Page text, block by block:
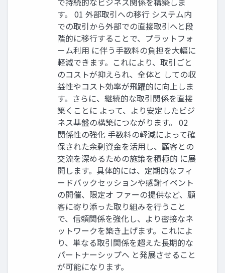
す。 01 外部取引への移行 システム内
での取引から外部での直接取引へと段
階的に移行することで、プラットフォ
ーム利用 に伴う手数料の負担を大幅に
軽減できます。これにより、取引ごと
のコストが抑えられ、全体と しての収
益性やコスト効率が飛躍的に向上しま
す。さらに、継続的な取引関係を直接
築くことに よって、より安定したビジ
ネス基盤の構築につながります。 02
関係性の強化 手数料の軽減によって確
保された余剰資金を活用し、顧客との
交流を深めるための施策を積極的 に展
開します。具体的には、定期的なフィ
ードバックセッションや感謝イベント
の開催、限定オ ファーの提供など、顧
客に寄り添った取り組みを行うこと
で、信頼関係を強化し、より密接なネ
ットワークを築き上げます。これによ
り、単なる取引関係を超えた長期的な
パートナーシップへ と発展させること
が可能になります。